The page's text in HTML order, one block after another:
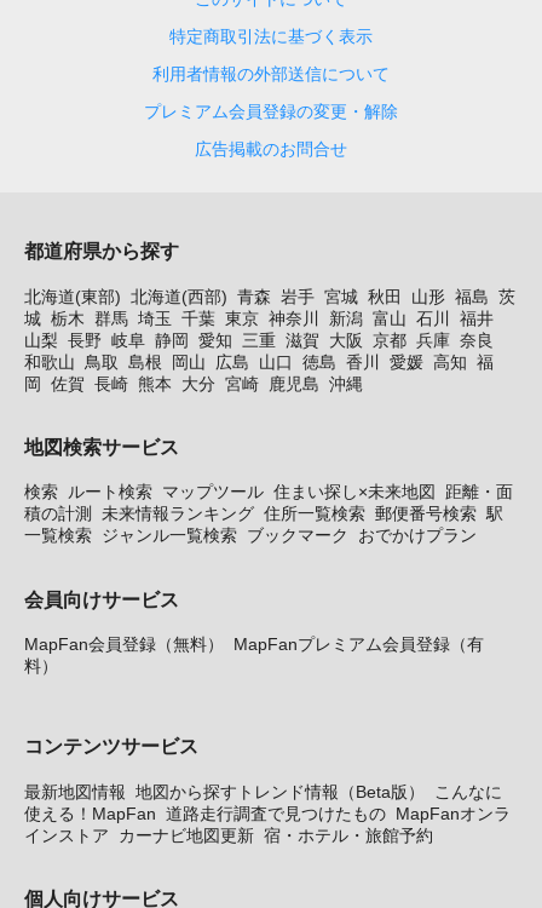
特定商取引法に基づく表示
利用者情報の外部送信について
プレミアム会員登録の変更・解除
広告掲載のお問合せ
都道府県から探す
北海道(東部) 北海道(西部) 青森 岩手 宮城 秋田 山形 福島 茨
城 栃木 群馬 埼玉 千葉 東京 神奈川 新潟 富山 石川
福井
山梨 長野 岐阜 静岡 愛知 三重 滋賀 大阪 京都 兵庫 奈良
和歌山
鳥取 島根 岡山 広島 山口 徳島 香川 愛媛 高知 福
岡 佐賀 長崎 熊本 大分 宮崎 鹿児島 沖縄
地図検索サービス
検索 ルート検索 マップツール 住まい探し×未来地図
距離・面
積の計測
未来情報ランキング 住所一覧検索 郵便番号検索 駅
一覧検索 ジャンル一覧検索 ブックマーク おでかけプラン
会員向けサービス
MapFan会員登録（無料）
MapFanプレミアム会員登録（有
料）
コンテンツサービス
最新地図情報 地図から探すトレンド情報（Beta版）
こんなに
使える！MapFan 道路走行調査で見つけたもの MapFanオンラ
インストア
カーナビ地図更新 宿・ホテル・旅館予約
個人向けサービス